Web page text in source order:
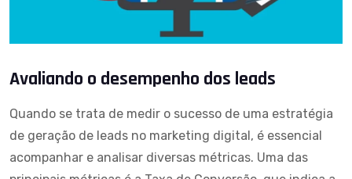
Avaliando o desempenho dos leads
Quando se trata de medir o sucesso de uma estratégia
de geração de leads no marketing digital , é essencial
acompanhar e analisar diversas métricas. Uma das